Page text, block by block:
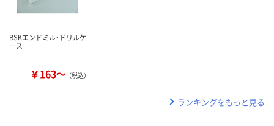
BSKエンドミル・ドリルケ
ース
￥163～ （税込）
ランキングをもっと見る